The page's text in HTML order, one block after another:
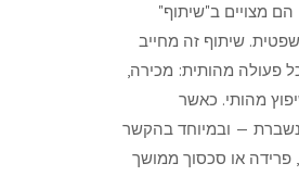
מצויים ב"שיתוף"
שיתוף זה מחייב
פעולה מהותית: מכירה,
מהותי. כאשר
— ובמיוחד בהקשר
פרידה או סכסוך ממושך